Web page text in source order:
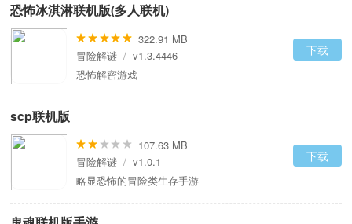
恐怖冰淇淋联机版(多人联机)
322.91 MB
冒险解谜 / v1.3.4446
恐怖解密游戏
下载
scp联机版
107.63 MB
冒险解谜 / v1.0.1
略显恐怖的冒险类生存手游
下载